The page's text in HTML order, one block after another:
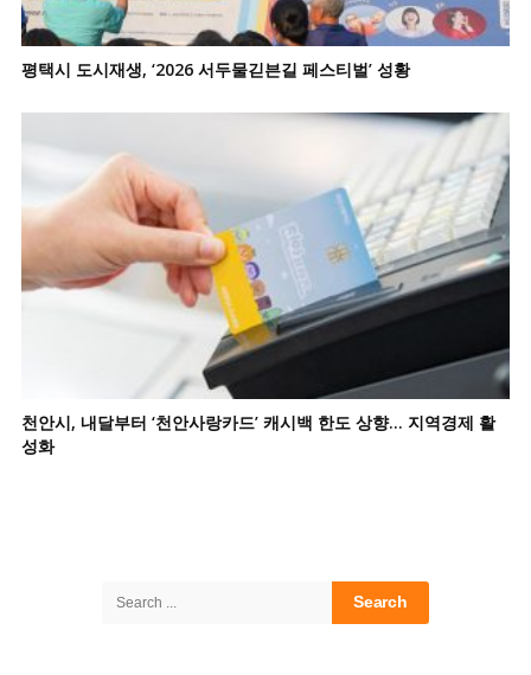
평택시 도시재생, ‘2026 서두물긷븐길 페스티벌’ 성황
천안시, 내달부터 ‘천안사랑카드’ 캐시백 한도 상향… 지역경제 활
성화
Search